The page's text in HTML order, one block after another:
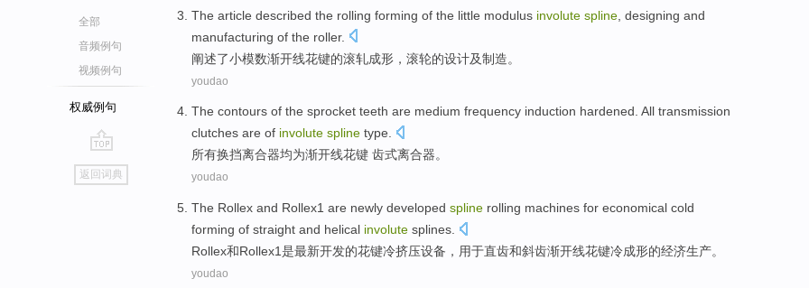
全部
音频例句
视频例句
权威例句
go
top
返回词典
The article described the rolling forming of the little modulus involute spline designing and
manufacturing of the roller.
阐述了小模数渐开线花键的滚轧成形 ，滚轮的设计及制造。
youdao
The contours of the sprocket teeth are medium frequency induction hardened. All transmission
clutches are of involute spline type.
所有换挡离合器均为渐开线花键 齿式离合器。
youdao
The Rollex and Rollex1 are newly developed spline rolling machines for economical cold
forming of straight and helical involute splines
Rollex和Rollex1是最新开发的花键冷挤压设备，用于直齿和斜齿渐开线花键冷成形的经济生产。
youdao